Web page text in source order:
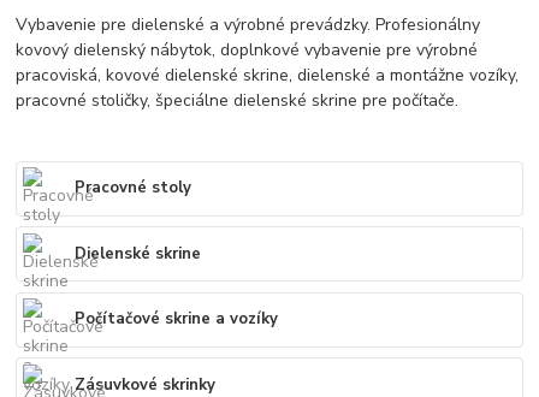
Vybavenie pre dielenské a výrobné prevádzky. Profesionálny
kovový dielenský nábytok, doplnkové vybavenie pre výrobné
pracoviská, kovové dielenské skrine, dielenské a montážne vozíky,
pracovné stoličky, špeciálne dielenské skrine pre počítače.
Pracovné stoly
Dielenské skrine
Počítačové skrine a vozíky
Zásuvkové skrinky